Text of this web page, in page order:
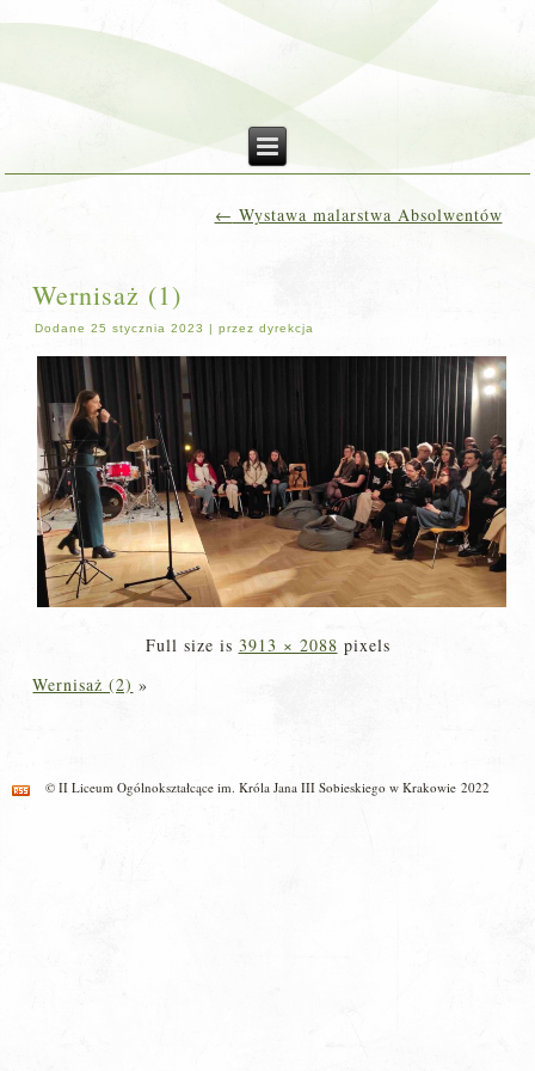
← Wystawa malarstwa Absolwentów
Wernisaż (1)
Dodane 25 stycznia 2023 |przez dyrekcja
Full size is 3913 × 2088 pixels
Wernisaż (2) »
© II Liceum Ogólnokształcące im. Króla Jana III Sobieskiego w Krakowie 2022